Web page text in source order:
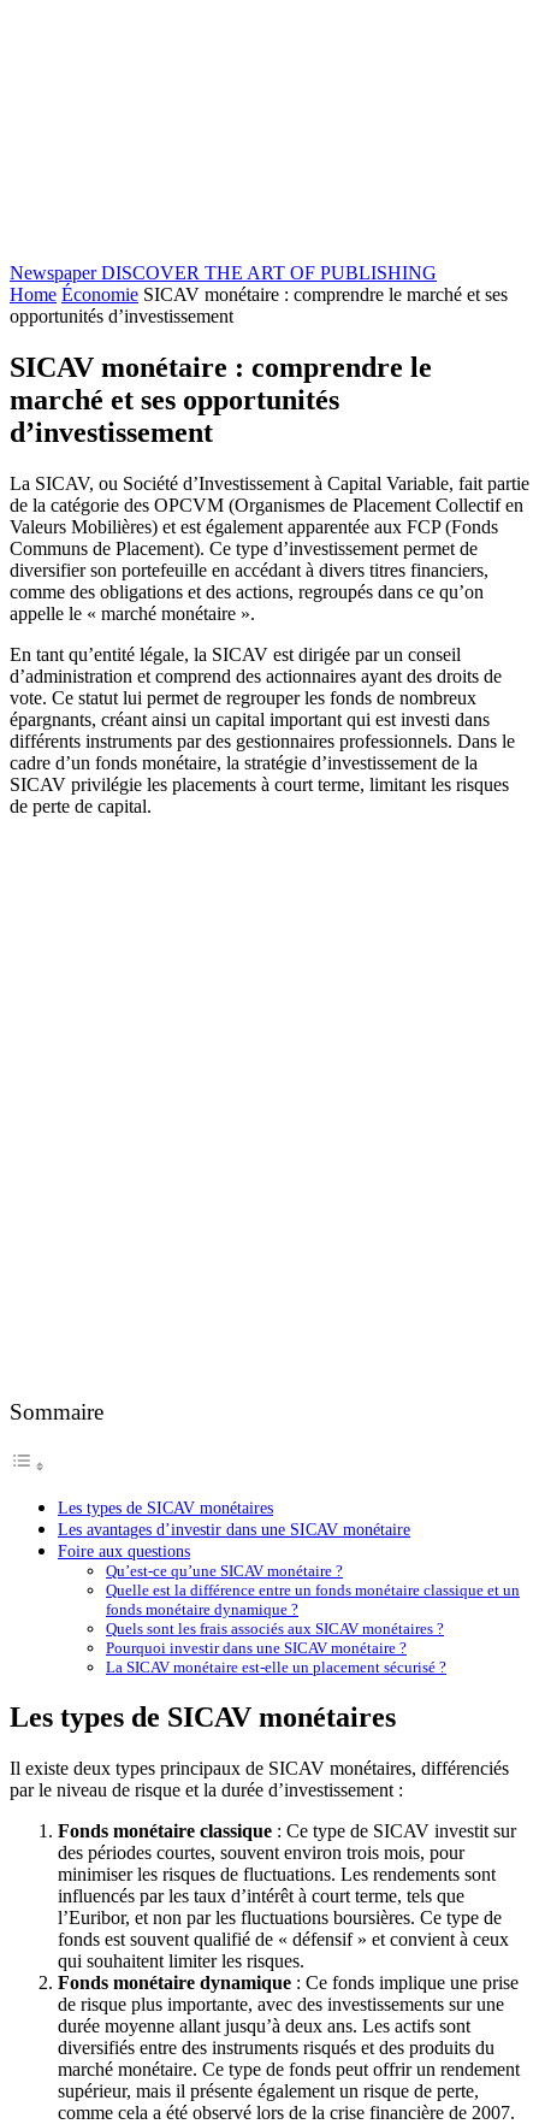
Newspaper DISCOVER THE ART OF PUBLISHING
Home Économie SICAV monétaire : comprendre le marché et ses
opportunités d’investissement
SICAV monétaire : comprendre le
marché et ses opportunités
d’investissement
La SICAV, ou Société d’Investissement à Capital Variable, fait partie
de la catégorie des OPCVM (Organismes de Placement Collectif en
Valeurs Mobilières) et est également apparentée aux FCP (Fonds
Communs de Placement). Ce type d’investissement permet de
diversifier son portefeuille en accédant à divers titres financiers,
comme des obligations et des actions, regroupés dans ce qu’on
appelle le « marché monétaire ».
En tant qu’entité légale, la SICAV est dirigée par un conseil
d’administration et comprend des actionnaires ayant des droits de
vote. Ce statut lui permet de regrouper les fonds de nombreux
épargnants, créant ainsi un capital important qui est investi dans
différents instruments par des gestionnaires professionnels. Dans le
cadre d’un fonds monétaire, la stratégie d’investissement de la
SICAV privilégie les placements à court terme, limitant les risques
de perte de capital.
Sommaire
Les types de SICAV monétaires
Les avantages d’investir dans une SICAV monétaire
Foire aux questions
Qu’est-ce qu’une SICAV monétaire ?
Quelle est la différence entre un fonds monétaire classique et un
fonds monétaire dynamique ?
Quels sont les frais associés aux SICAV monétaires ?
Pourquoi investir dans une SICAV monétaire ?
La SICAV monétaire est-elle un placement sécurisé ?
Les types de SICAV monétaires
Il existe deux types principaux de SICAV monétaires, différenciés
par le niveau de risque et la durée d’investissement :
Fonds monétaire classique : Ce type de SICAV investit sur
des périodes courtes, souvent environ trois mois, pour
minimiser les risques de fluctuations. Les rendements sont
influencés par les taux d’intérêt à court terme, tels que
l’Euribor, et non par les fluctuations boursières. Ce type de
fonds est souvent qualifié de « défensif » et convient à ceux
qui souhaitent limiter les risques.
Fonds monétaire dynamique : Ce fonds implique une prise
de risque plus importante, avec des investissements sur une
durée moyenne allant jusqu’à deux ans. Les actifs sont
diversifiés entre des instruments risqués et des produits du
marché monétaire. Ce type de fonds peut offrir un rendement
supérieur, mais il présente également un risque de perte,
comme cela a été observé lors de la crise financière de 2007.